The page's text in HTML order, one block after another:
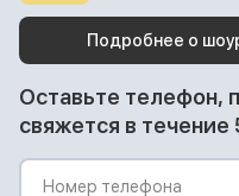
Подробнее о
Оставьте телефон,
свяжется в течение